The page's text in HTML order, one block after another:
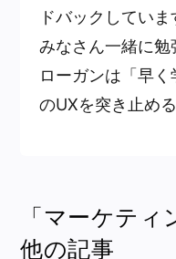
ドバックしていま
みなさん一緒に勉
ローガンは「早
のUXを突き止める
「マーケテ
他の記事